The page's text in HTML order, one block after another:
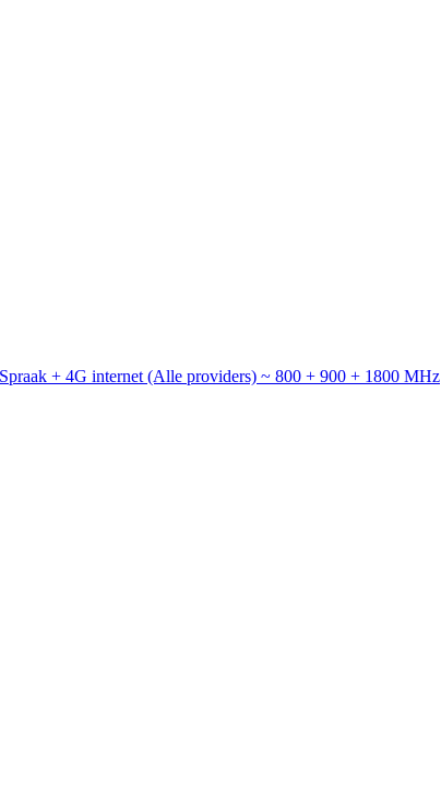
Spraak + 4G internet (Alle providers) ~ 800 + 900 + 1800 MHz